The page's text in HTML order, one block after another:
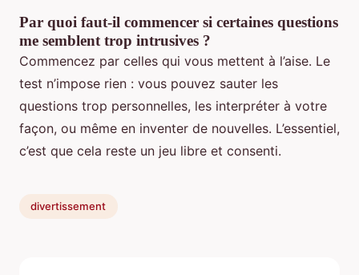
Par quoi faut-il commencer si certaines questions
me semblent trop intrusives ?
Commencez par celles qui vous mettent à l’aise. Le
test n’impose rien : vous pouvez sauter les
questions trop personnelles, les interpréter à votre
façon, ou même en inventer de nouvelles. L’essentiel,
c’est que cela reste un jeu libre et consenti.
divertissement